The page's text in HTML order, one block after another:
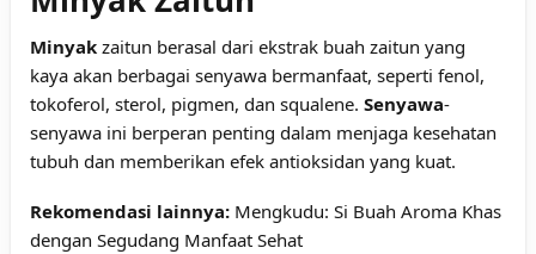
Minyak zaitun berasal dari ekstrak buah zaitun yang
kaya akan berbagai senyawa bermanfaat, seperti fenol,
tokoferol, sterol, pigmen, dan squalene. Senyawa-
senyawa ini berperan penting dalam menjaga kesehatan
tubuh dan memberikan efek antioksidan yang kuat.
Rekomendasi lainnya: Mengkudu: Si Buah Aroma Khas
dengan Segudang Manfaat Sehat